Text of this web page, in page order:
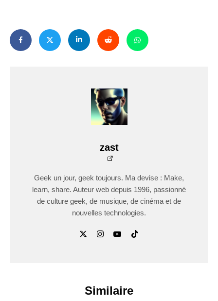
zast
Geek un jour, geek toujours. Ma devise : Make,
learn, share. Auteur web depuis 1996, passionné
de culture geek, de musique, de cinéma et de
nouvelles technologies.
Similaire